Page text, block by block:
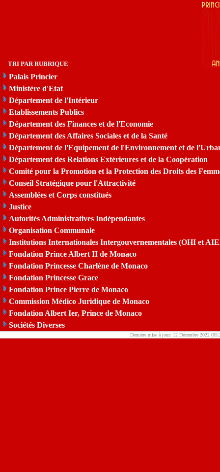
TRI PAR RUBRIQUE
Palais Princier
Ministère d'Etat
Département de l'Intérieur
Etablissements Publics
Département des Finances et de l'Economie
Département des Affaires Sociales et de la Santé
Département de l'Equipement de l'Environnement et de
Département des Relations Extérieures et de la Coopération
Comité pour la Promotion et la Protection des Droits des
Conseil Stratégique pour l'Attractivité
Assemblées et Corps constitués
Justice
Autorités Administratives Indépendantes
Organisation Communale
Institutions Internationales Intergouvernementales (OHI et
Fondation Prince Albert II de Monaco
Fondation Princesse Charlène de Monaco
Fondation Princesse Grace
Fondation Prince Pierre de Monaco
Commission Médico Juridique de Monaco
Fondation Albert Ier, Prince de Monaco
Sociétés Diverses
Dernière mise à jour: 12 Décembre 2022